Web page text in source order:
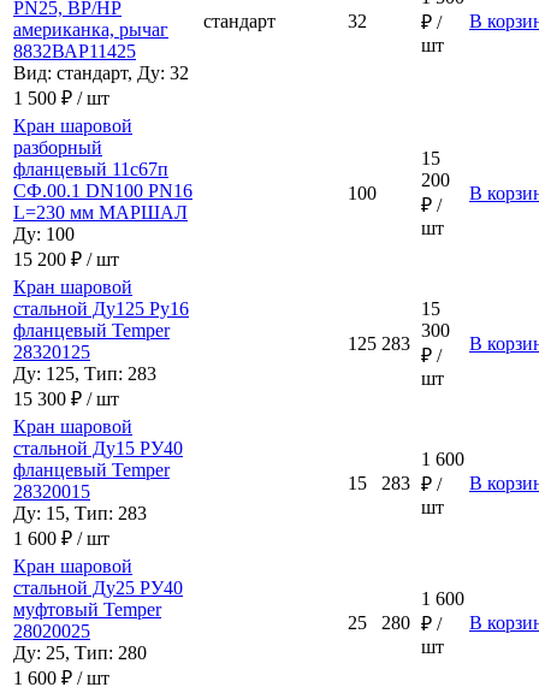
PN25, ВР/НР
американка, рычаг
8832ВАР11425
Вид: стандарт, Ду: 32
1 500 ₽ / шт
стандарт 32
₽ /
шт
В
Кран шаровой
разборный
фланцевый 11с67п
СФ.00.1 DN100 PN16
L=230 мм МАРШАЛ
Ду: 100
15 200 ₽ / шт
100
15
200
₽ /
шт
В
Кран шаровой
стальной Ду125 Ру16
фланцевый Temper
28320125
Ду: 125, Тип: 283
15 300 ₽ / шт
125 283
15
300
₽ /
шт
В
Кран шаровой
стальной Ду15 РУ40
фланцевый Temper
28320015
Ду: 15, Тип: 283
1 600 ₽ / шт
15 283
1 600
₽ /
шт
В
Кран шаровой
стальной Ду25 РУ40
муфтовый Temper
28020025
Ду: 25, Тип: 280
1 600 ₽ / шт
25 280
1 600
₽ /
шт
В